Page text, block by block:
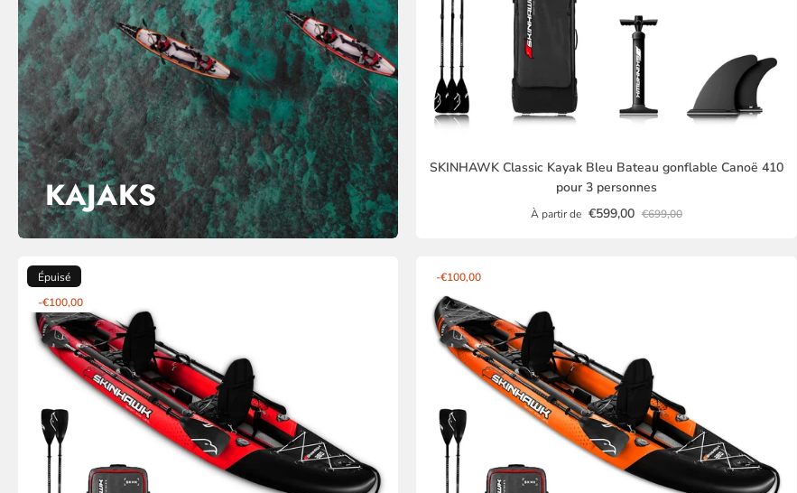
KAJAKS
SKINHAWK Classic Kayak Bleu Bateau gonflable Canoë 410
pour 3 personnes
À partir de €599,00 €699,00
Épuisé
-€100,00
-€100,00